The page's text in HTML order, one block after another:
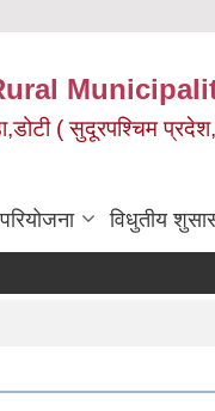
Rural
( सुदूरपश्चिम
विधुतीय